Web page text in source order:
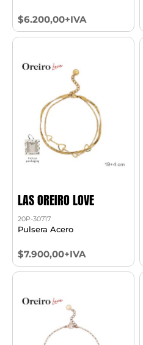
$6.200,00+IVA
LAS OREIRO LOVE
20P-30717
Pulsera Acero
$7.900,00+IVA